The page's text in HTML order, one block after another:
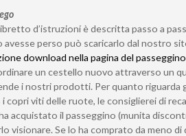
d’istruzioni è descritta passo a
avesse perso può scaricarlo dal nostro
download nella pagina del
un cestello nuovo attraverso un
i nostri prodotti. Per quanto riguarda
copri viti delle ruote, le consiglierei di
acquistato il passeggino (munita
visionare. Se lo ha comprato da meno di